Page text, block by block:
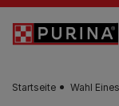
Zum Hauptinhalt
Startseite Wahl